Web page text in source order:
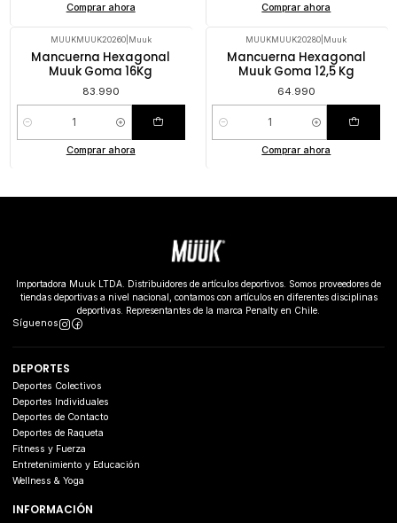
Comprar ahora
Comprar ahora
MUUKMUUK20260| Muuk
Mancuerna Hexagonal
Muuk Goma 16Kg
83.990
Cantidad
Comprar ahora
MUUKMUUK20280 Muuk
Mancuerna Hexagonal
Muuk Goma 12,5 Kg
64.990
Cantidad
Comprar ahora
Importadora Muuk LTDA. Distribuidores de artículos deportivos. Somos proveedores de
tiendas deportivas a nivel nacional, contamos con artículos en diferentes disciplinas
deportivas. Representantes de la marca Penalty en Chile.
Síguenos
DEPORTES
Deportes Colectivos
Deportes Individuales
Deportes de Contacto
Deportes de Raqueta
Fitness y Fuerza
Entretenimiento y Educación
Wellness & Yoga
INFORMACIÓN